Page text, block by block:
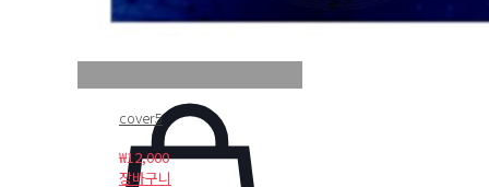
cover5
₩12,000
장바구니